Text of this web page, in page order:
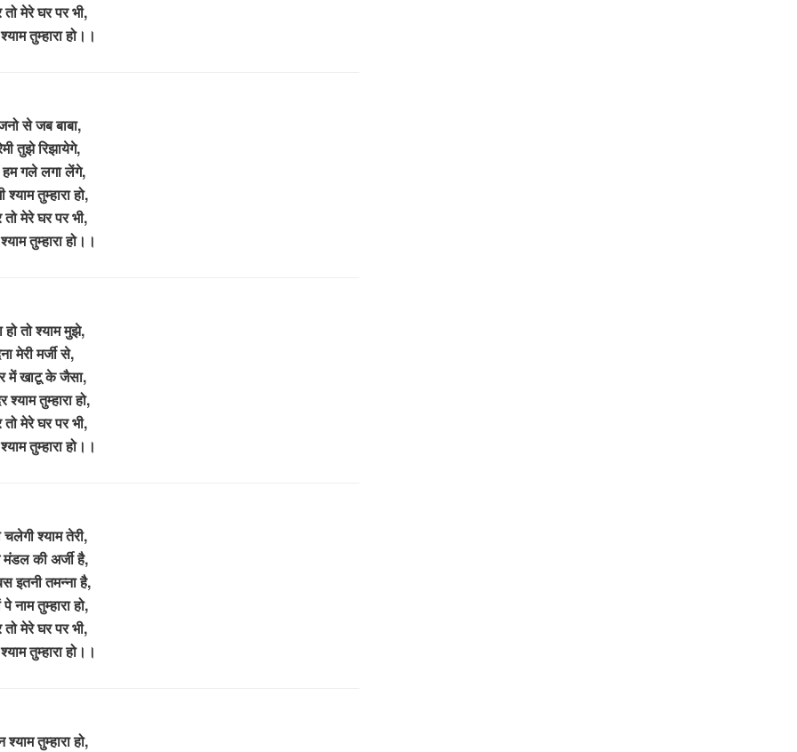
तो मेरे घर पर भी,
तुम्हारा हो।।
से जब बाबा,
तुझे रिझायेगे,
गले लगा लेंगे,
श्याम तुम्हारा हो,
तो मेरे घर पर भी,
तुम्हारा हो।।
हो तो श्याम मुझे,
मेरी मर्जी से,
में खाटू के जैसा,
श्याम तुम्हारा हो,
तो मेरे घर पर भी,
तुम्हारा हो।।
चलेगी श्याम तेरी,
मंडल की अर्जी है,
इतनी तमन्ना है,
नाम तुम्हारा हो,
तो मेरे घर पर भी,
तुम्हारा हो।।
श्याम तुम्हारा हो,